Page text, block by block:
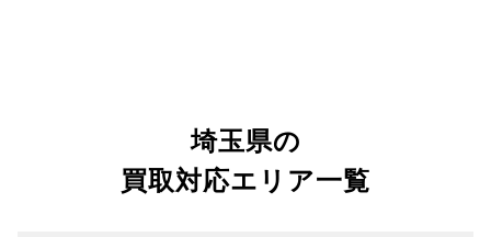
埼玉県の
買取対応エリア一覧